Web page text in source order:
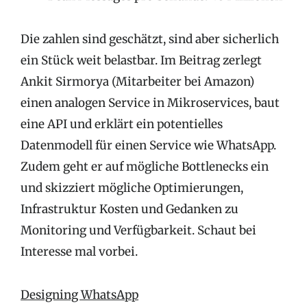
Die zahlen sind geschätzt, sind aber sicherlich
ein Stück weit belastbar. Im Beitrag zerlegt
Ankit Sirmorya (Mitarbeiter bei Amazon)
einen analogen Service in Mikroservices, baut
eine API und erklärt ein potentielles
Datenmodell für einen Service wie WhatsApp.
Zudem geht er auf mögliche Bottlenecks ein
und skizziert mögliche Optimierungen,
Infrastruktur Kosten und Gedanken zu
Monitoring und Verfügbarkeit. Schaut bei
Interesse mal vorbei.
Designing WhatsApp